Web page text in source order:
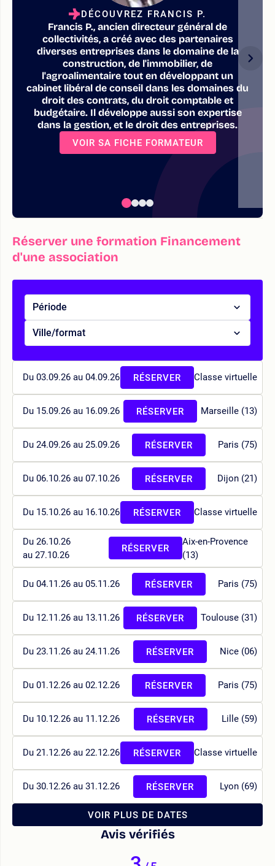
DÉCOUVREZ FRANCIS P.
Francis P., ancien directeur général de
collectivités, a créé avec des partenaires
diverses entreprises dans le domaine de la
construction, de l'immobilier, de
l'agroalimentaire tout en développant un
cabinet libéral de conseil dans les domaines du
droit des contrats, du droit comptable et
budgétaire. Il développe aussi son expertise
dans la gestion, et le droit des entreprises.
VOIR SA FICHE FORMATEUR
Réserver une formation Financement
d'une association
Période
Ville/format
Du 03.09.26 au 04.09.26 Classe virtuelle
RÉSERVER
Du 15.09.26 au 16.09.26 Marseille (13)
RÉSERVER
Du 24.09.26 au 25.09.26 Paris (75)
RÉSERVER
Du 06.10.26 au 07.10.26 Dijon (21)
RÉSERVER
Du 15.10.26 au 16.10.26 Classe virtuelle
RÉSERVER
Du 26.10.26
au 27.10.26
Aix-en-Provence
(13)
RÉSERVER
Du 04.11.26 au 05.11.26 Paris (75)
RÉSERVER
Du 12.11.26 au 13.11.26 Toulouse (31)
RÉSERVER
Du 23.11.26 au 24.11.26 Nice (06)
RÉSERVER
Du 01.12.26 au 02.12.26 Paris (75)
RÉSERVER
Du 10.12.26 au 11.12.26 Lille (59)
RÉSERVER
Du 21.12.26 au 22.12.26 Classe virtuelle
RÉSERVER
Du 30.12.26 au 31.12.26 Lyon (69)
RÉSERVER
VOIR PLUS DE DATES
Avis vérifiés